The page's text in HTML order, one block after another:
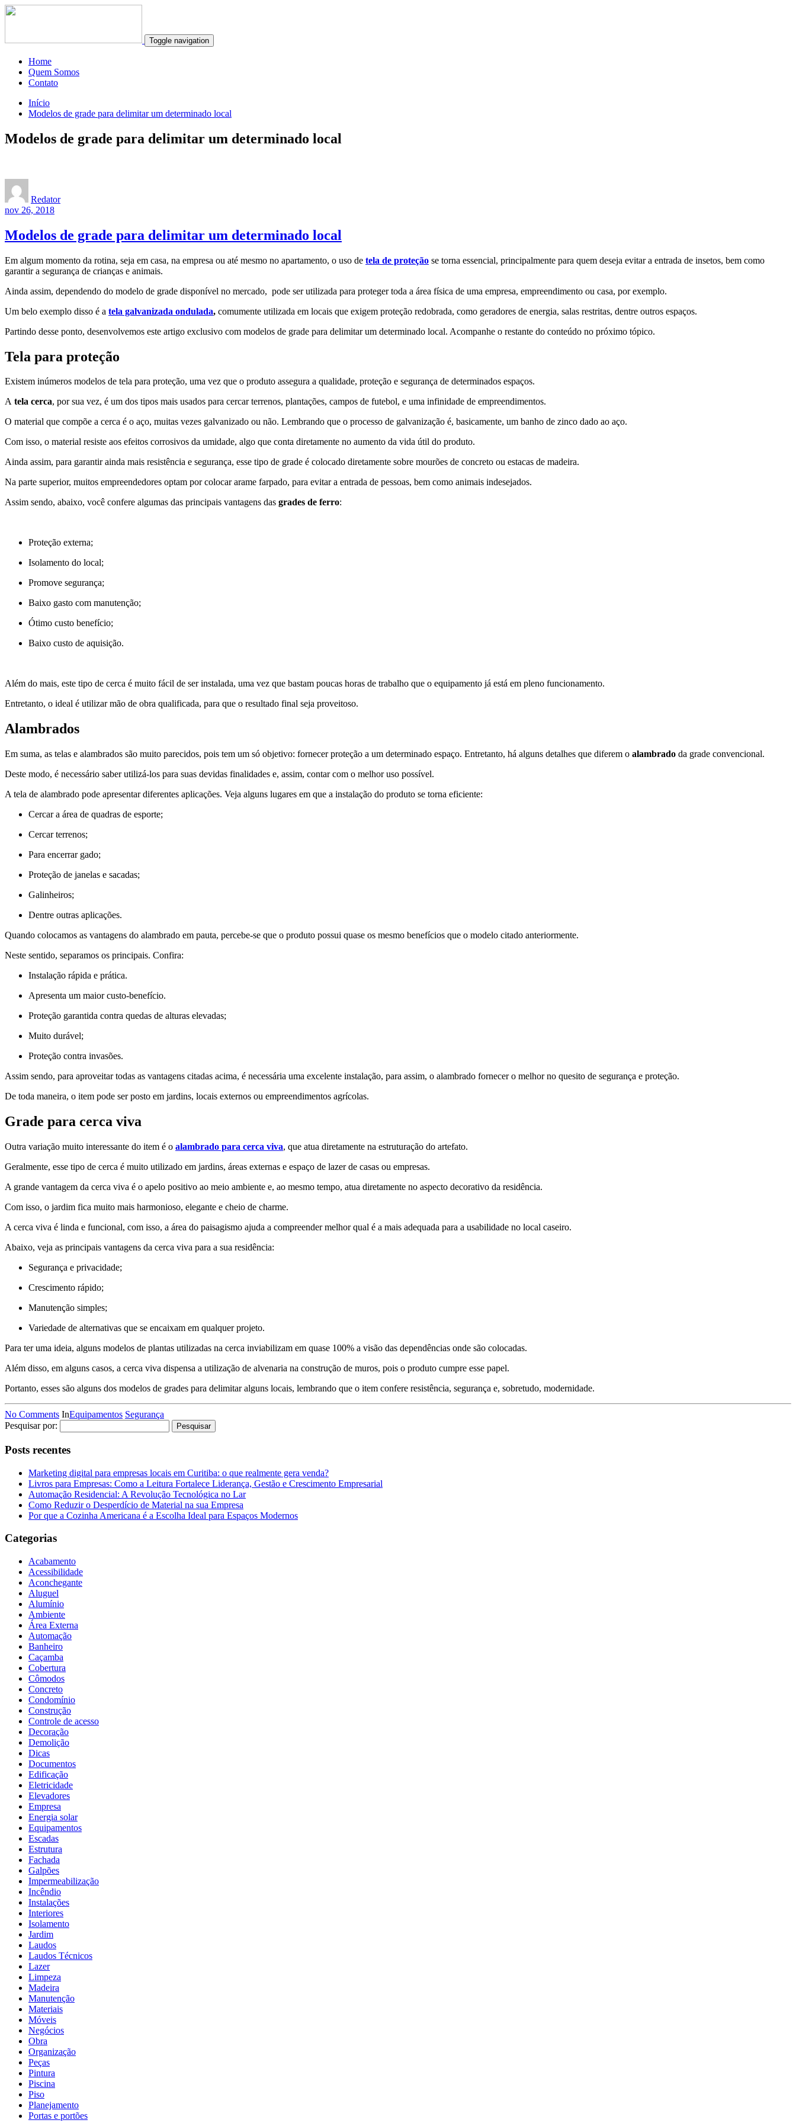
Toggle navigation
Home
Quem Somos
Contato
Início
Modelos de grade para delimitar um determinado local
Modelos de grade para delimitar um determinado local
Redator
nov 26, 2018
Modelos de grade para delimitar um determinado local
Em algum momento da rotina, seja em casa, na empresa ou até mesmo no apartamento, o uso de tela de proteção se torna essencial, principalmente para quem deseja evitar a entrada de insetos, bem como
garantir a segurança de crianças e animais.
Ainda assim, dependendo do modelo de grade disponível no mercado, pode ser utilizada para proteger toda a área física de uma empresa, empreendimento ou casa, por exemplo.
Um belo exemplo disso é a tela galvanizada ondulada, comumente utilizada em locais que exigem proteção redobrada, como geradores de energia, salas restritas, dentre outros espaços.
Partindo desse ponto, desenvolvemos este artigo exclusivo com modelos de grade para delimitar um determinado local. Acompanhe o restante do conteúdo no próximo tópico.
Tela para proteção
Existem inúmeros modelos de tela para proteção, uma vez que o produto assegura a qualidade, proteção e segurança de determinados espaços.
A tela cerca, por sua vez, é um dos tipos mais usados para cercar terrenos, plantações, campos de futebol, e uma infinidade de empreendimentos.
O material que compõe a cerca é o aço, muitas vezes galvanizado ou não. Lembrando que o processo de galvanização é, basicamente, um banho de zinco dado ao aço.
Com isso, o material resiste aos efeitos corrosivos da umidade, algo que conta diretamente no aumento da vida útil do produto.
Ainda assim, para garantir ainda mais resistência e segurança, esse tipo de grade é colocado diretamente sobre mourões de concreto ou estacas de madeira.
Na parte superior, muitos empreendedores optam por colocar arame farpado, para evitar a entrada de pessoas, bem como animais indesejados.
Assim sendo, abaixo, você confere algumas das principais vantagens das grades de ferro:
Proteção externa;
Isolamento do local;
Promove segurança;
Baixo gasto com manutenção;
Ótimo custo benefício;
Baixo custo de aquisição.
Além do mais, este tipo de cerca é muito fácil de ser instalada, uma vez que bastam poucas horas de trabalho que o equipamento já está em pleno funcionamento.
Entretanto, o ideal é utilizar mão de obra qualificada, para que o resultado final seja proveitoso.
Alambrados
Em suma, as telas e alambrados são muito parecidos, pois tem um só objetivo: fornecer proteção a um determinado espaço. Entretanto, há alguns detalhes que diferem o alambrado da grade convencional.
Deste modo, é necessário saber utilizá-los para suas devidas finalidades e, assim, contar com o melhor uso possível.
A tela de alambrado pode apresentar diferentes aplicações. Veja alguns lugares em que a instalação do produto se torna eficiente:
Cercar a área de quadras de esporte;
Cercar terrenos;
Para encerrar gado;
Proteção de janelas e sacadas;
Galinheiros;
Dentre outras aplicações.
Quando colocamos as vantagens do alambrado em pauta, percebe-se que o produto possui quase os mesmo benefícios que o modelo citado anteriormente.
Neste sentido, separamos os principais. Confira:
Instalação rápida e prática.
Apresenta um maior custo-benefício.
Proteção garantida contra quedas de alturas elevadas;
Muito durável;
Proteção contra invasões.
Assim sendo, para aproveitar todas as vantagens citadas acima, é necessária uma excelente instalação, para assim, o alambrado fornecer o melhor no quesito de segurança e proteção.
De toda maneira, o item pode ser posto em jardins, locais externos ou empreendimentos agrícolas.
Grade para cerca viva
Outra variação muito interessante do item é o alambrado para cerca viva, que atua diretamente na estruturação do artefato.
Geralmente, esse tipo de cerca é muito utilizado em jardins, áreas externas e espaço de lazer de casas ou empresas.
A grande vantagem da cerca viva é o apelo positivo ao meio ambiente e, ao mesmo tempo, atua diretamente no aspecto decorativo da residência.
Com isso, o jardim fica muito mais harmonioso, elegante e cheio de charme.
A cerca viva é linda e funcional, com isso, a área do paisagismo ajuda a compreender melhor qual é a mais adequada para a usabilidade no local caseiro.
Abaixo, veja as principais vantagens da cerca viva para a sua residência:
Segurança e privacidade;
Crescimento rápido;
Manutenção simples;
Variedade de alternativas que se encaixam em qualquer projeto.
Para ter uma ideia, alguns modelos de plantas utilizadas na cerca inviabilizam em quase 100% a visão das dependências onde são colocadas.
Além disso, em alguns casos, a cerca viva dispensa a utilização de alvenaria na construção de muros, pois o produto cumpre esse papel.
Portanto, esses são alguns dos modelos de grades para delimitar alguns locais, lembrando que o item confere resistência, segurança e, sobretudo, modernidade.
No Comments InEquipamentos Segurança
Pesquisar por:
Posts recentes
Marketing digital para empresas locais em Curitiba: o que realmente gera venda?
Livros para Empresas: Como a Leitura Fortalece Liderança, Gestão e Crescimento Empresarial
Automação Residencial: A Revolução Tecnológica no Lar
Como Reduzir o Desperdício de Material na sua Empresa
Por que a Cozinha Americana é a Escolha Ideal para Espaços Modernos
Categorias
Acabamento
Acessibilidade
Aconchegante
Aluguel
Alumínio
Ambiente
Área Externa
Automação
Banheiro
Caçamba
Cobertura
Cômodos
Concreto
Condomínio
Construção
Controle de acesso
Decoração
Demolição
Dicas
Documentos
Edificação
Eletricidade
Elevadores
Empresa
Energia solar
Equipamentos
Escadas
Estrutura
Fachada
Galpões
Impermeabilização
Incêndio
Instalações
Interiores
Isolamento
Jardim
Laudos
Laudos Técnicos
Lazer
Limpeza
Madeira
Manutenção
Materiais
Móveis
Negócios
Obra
Organização
Peças
Pintura
Piscina
Piso
Planejamento
Portas e portões